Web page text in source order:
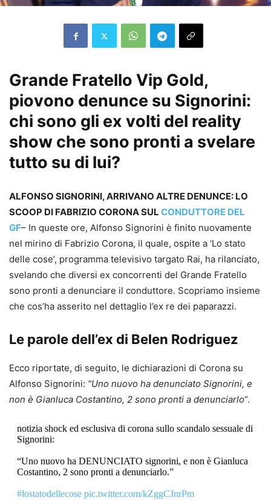
Grande Fratello Vip Gold,
piovono denunce su Signorini:
chi sono gli ex volti del reality
show che sono pronti a svelare
tutto su di lui?
ALFONSO SIGNORINI, ARRIVANO ALTRE DENUNCE: LO
SCOOP DI FABRIZIO CORONA SUL CONDUTTORE DEL
GF– In queste ore, Alfonso Signorini è finito nuovamente
nel mirino di Fabrizio Corona, il quale, ospite a ‘Lo stato
delle cose’, programma televisivo targato Rai, ha rilanciato,
svelando che diversi ex concorrenti del Grande Fratello
sono pronti a denunciare il conduttore. Scopriamo insieme
che cos’ha asserito nel dettaglio l’ex re dei paparazzi.
Le parole dell’ex di Belen Rodriguez
Ecco riportate, di seguito, le dichiarazioni di Corona su
Alfonso Signorini: “Uno nuovo ha denunciato Signorini, e
non è Gianluca Costantino, 2 sono pronti a denunciarlo“.
notizia shock ed esclusiva di corona sullo scandalo sessuale di
Signorini:
“Uno nuovo ha DENUNCIATO signorini, e non è Gianluca
Costantino, 2 sono pronti a denunciarlo.”
#lostatodellecose pic.twitter.com/kZggCJnrPm